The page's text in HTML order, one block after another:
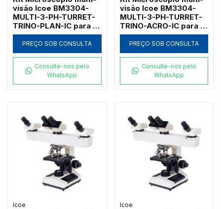
visão Icoe BM3304-
MULTI-3-PH-TURRET-
TRINO-PLAN-IC para 3
usuários com
contraste de fase
turret e objetivas
PREÇO SOB CONSULTA
Consulte-nos pelo
WhatsApp
visão Icoe BM3304-
MULTI-3-PH-TURRET-
TRINO-ACRO-IC para 3
usuários com
contraste de fase
turret trinocular e
PREÇO SOB CONSULTA
Consulte-nos pelo
WhatsApp
Icoe Icoe